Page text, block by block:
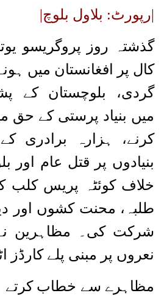
|رپورٹ: بلاول بلوچ|
گذشتہ روز پروگریسو
کال پر افغانستان میں
گردی، بلوچستان کے
میں بنیاد پرستی کے حق
کرنے، ہزارہ برادری
بنیادوں پر قتل عام
خلاف کوئٹہ پریس کلب
طلبہ، محنت کشوں اور
شرکت کی۔ مظاہرین
نعروں پر مبنی پلے کارڈز
مظاہرے سے خطاب کرتے